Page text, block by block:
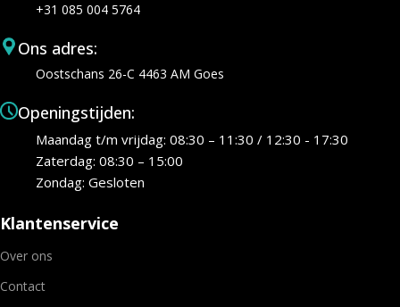
+31 085 004 5764
Ons adres:
Oostschans 26-C 4463 AM Goes
Openingstijden:
Maandag t/m vrijdag: 08:30 – 11:30 / 12:30 - 17:30
Zaterdag: 08:30 – 15:00
Zondag: Gesloten
Klantenservice
Over ons
Contact